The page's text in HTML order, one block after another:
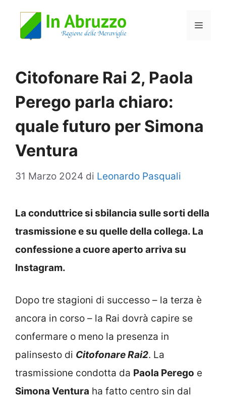
Menu
Citofonare Rai 2, Paola
Perego parla chiaro:
quale futuro per Simona
Ventura
31 Marzo 2024 di Leonardo Pasquali
La conduttrice si sbilancia sulle sorti della
trasmissione e su quelle della collega. La
confessione a cuore aperto arriva su
Instagram.
Dopo tre stagioni di successo – la terza è
ancora in corso – la Rai dovrà capire se
confermare o meno la presenza in
palinsesto di Citofonare Rai2. La
trasmissione condotta da Paola Perego e
Simona Ventura ha fatto centro sin dal